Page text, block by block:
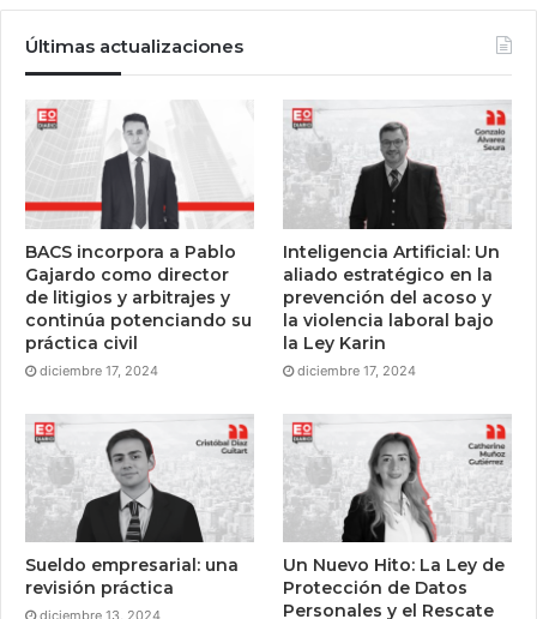
Últimas actualizaciones
BACS incorpora a Pablo
Gajardo como director
de litigios y arbitrajes y
continúa potenciando su
práctica civil
diciembre 17, 2024
Inteligencia Artificial: Un
aliado estratégico en la
prevención del acoso y
la violencia laboral bajo
la Ley Karin
diciembre 17, 2024
Sueldo empresarial: una
revisión práctica
Un Nuevo Hito: La Ley de
Protección de Datos
Personales y el Rescate